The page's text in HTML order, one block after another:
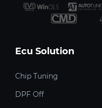
Ecu Solution
Chip Tuning
DPF Off